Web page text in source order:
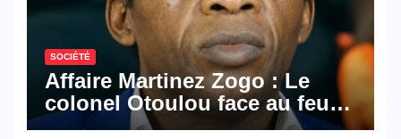
SOCIÉTÉ
Affaire Martinez Zogo : Le
colonel Otoulou face au feu
croisé des avocats de la